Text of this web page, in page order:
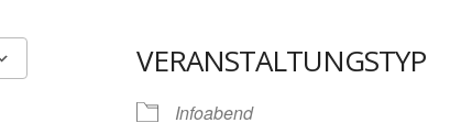
Google Kalender
VERANSTALTUNGSTYP
Infoabend